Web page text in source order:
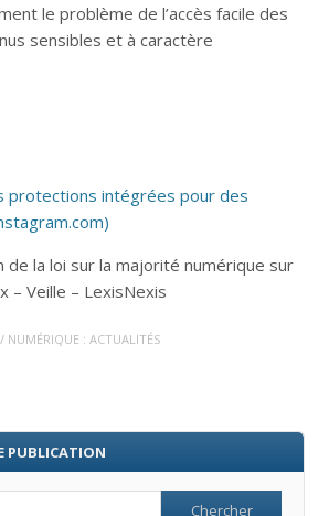
le problème de l’accès facile des
sensibles et à caractère
protections intégrées pour des
de la loi sur la majorité numérique sur
– Veille – LexisNexis
NUMÉRIQUE : ACTUALITÉS
PUBLICATION